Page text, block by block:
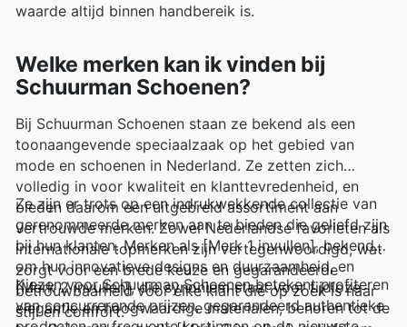
waarde altijd binnen handbereik is.
Welke merken kan ik vinden bij
Schuurman Schoenen?
Bij Schuurman Schoenen staan ze bekend als een
toonaangevende speciaalzaak op het gebied van
mode en schoenen in Nederland. Ze zetten zich
volledig in voor kwaliteit en klanttevredenheid, en
bieden daarom een uitgebreid assortiment aan
vertrouwde merken. Zowel Nederlandse favorieten als
internationale topmerken zijn vertegenwoordigd, wat
zorgt voor een brede keuze en gegarandeerde
betrouwbaarheid voor elke klant die op zoek is naar
stijl en comfort.
Ze zijn er trots op een indrukwekkende collectie van
gerenommeerde merken aan te bieden die geliefd zijn
bij hun klanten. Merken als [Merk 1 invullen], bekend
om hun innovatieve designs en duurzaamheid, en
[Merk 2 invullen], die synoniem staat voor tijdloze
elegantie en hoogwaardige materialen, behoren tot de
Kiezen voor Schuurman Schoenen betekent profiteren
van concurrerende prijzen, gegarandeerd authentieke